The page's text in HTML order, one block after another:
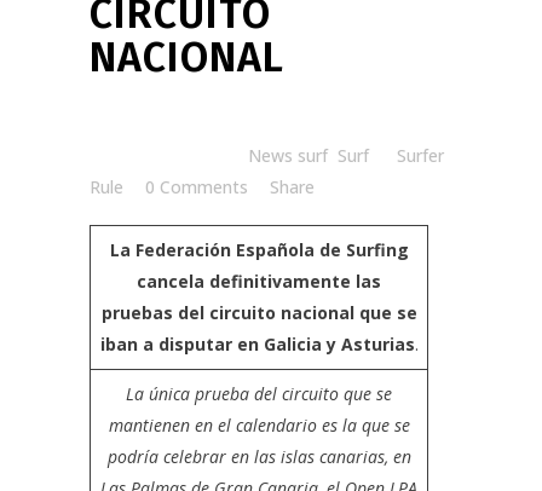
CIRCUITO
NACIONAL
News surf Surf
Surfer
Rule
0 Comments Share
La Federación Española de Surfing
cancela definitivamente las
pruebas del circuito nacional que se
iban a disputar en Galicia y Asturias.
La única prueba del circuito que se
mantienen en el calendario es la que se
podría celebrar en las islas canarias, en